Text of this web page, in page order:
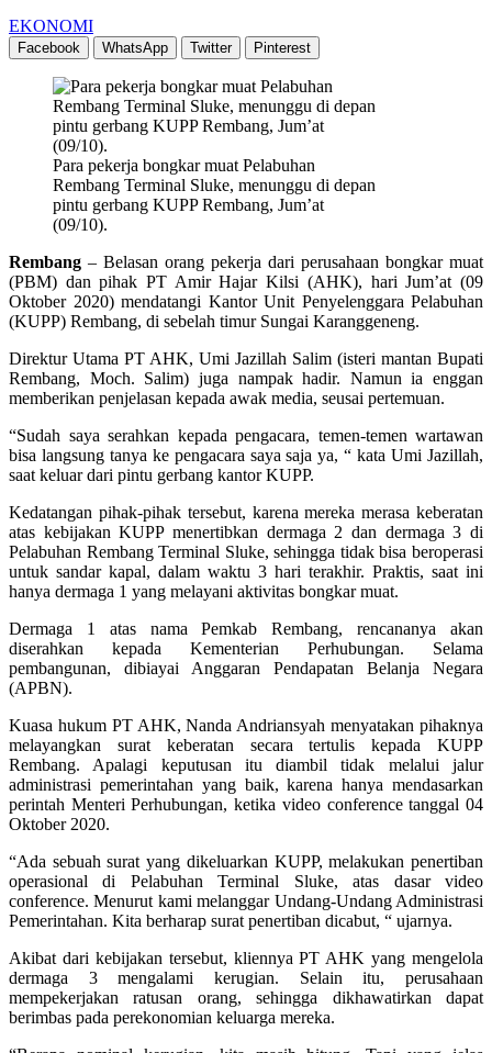
EKONOMI
Facebook WhatsApp Twitter Pinterest
Para pekerja bongkar muat Pelabuhan
Rembang Terminal Sluke, menunggu di depan
pintu gerbang KUPP Rembang, Jum’at
(09/10).
Rembang – Belasan orang pekerja dari perusahaan bongkar muat
(PBM) dan pihak PT Amir Hajar Kilsi (AHK), hari Jum’at (09
Oktober 2020) mendatangi Kantor Unit Penyelenggara Pelabuhan
(KUPP) Rembang, di sebelah timur Sungai Karanggeneng.
Direktur Utama PT AHK, Umi Jazillah Salim (isteri mantan Bupati
Rembang, Moch. Salim) juga nampak hadir. Namun ia enggan
memberikan penjelasan kepada awak media, seusai pertemuan.
“Sudah saya serahkan kepada pengacara, temen-temen wartawan
bisa langsung tanya ke pengacara saya saja ya, “ kata Umi Jazillah,
saat keluar dari pintu gerbang kantor KUPP.
Kedatangan pihak-pihak tersebut, karena mereka merasa keberatan
atas kebijakan KUPP menertibkan dermaga 2 dan dermaga 3 di
Pelabuhan Rembang Terminal Sluke, sehingga tidak bisa beroperasi
untuk sandar kapal, dalam waktu 3 hari terakhir. Praktis, saat ini
hanya dermaga 1 yang melayani aktivitas bongkar muat.
Dermaga 1 atas nama Pemkab Rembang, rencananya akan
diserahkan kepada Kementerian Perhubungan. Selama
pembangunan, dibiayai Anggaran Pendapatan Belanja Negara
(APBN).
Kuasa hukum PT AHK, Nanda Andriansyah menyatakan pihaknya
melayangkan surat keberatan secara tertulis kepada KUPP
Rembang. Apalagi keputusan itu diambil tidak melalui jalur
administrasi pemerintahan yang baik, karena hanya mendasarkan
perintah Menteri Perhubungan, ketika video conference tanggal 04
Oktober 2020.
“Ada sebuah surat yang dikeluarkan KUPP, melakukan penertiban
operasional di Pelabuhan Terminal Sluke, atas dasar video
conference. Menurut kami melanggar Undang-Undang Administrasi
Pemerintahan. Kita berharap surat penertiban dicabut, “ ujarnya.
Akibat dari kebijakan tersebut, kliennya PT AHK yang mengelola
dermaga 3 mengalami kerugian. Selain itu, perusahaan
mempekerjakan ratusan orang, sehingga dikhawatirkan dapat
berimbas pada perekonomian keluarga mereka.